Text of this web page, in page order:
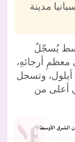
إسبانيا مدينة
يُسجّلُ
معظمِ أرجائهِ،
أعلى من